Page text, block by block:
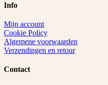
Info
Mijn account
Cookie Policy
Algemene voorwaarden
Verzendingen en retour
Contact